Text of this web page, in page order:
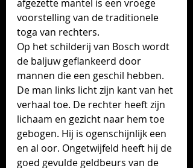
afgezette mantel is een vroege
voorstelling van de traditionele
toga van rechters.
Op het schilderij van Bosch wordt
de baljuw geflankeerd door
mannen die een geschil hebben.
De man links licht zijn kant van het
verhaal toe. De rechter heeft zijn
lichaam en gezicht naar hem toe
gebogen. Hij is ogenschijnlijk een
en al oor. Ongetwijfeld heeft hij de
goed gevulde geldbeurs van de